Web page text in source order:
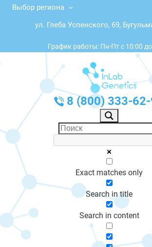
Выбор региона
ул. Глеба Успенского, 69,
График работы: Пн-Пт с 10:00
8 (800) 333-
Exact matches only
Search in title
Search in content